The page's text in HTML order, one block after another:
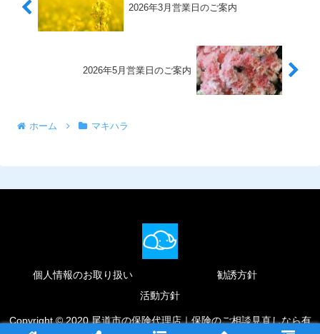
2026年3月営業日のご案内
2026年5月営業日のご案内
ホーム マキハラ
個人情報のお取り扱い
勧誘方針
活動方針
Copyright © 2020 尾道市の保険代理店｜保険のご相談見直しなら有